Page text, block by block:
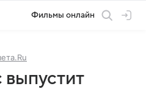
Фильмы онлайн